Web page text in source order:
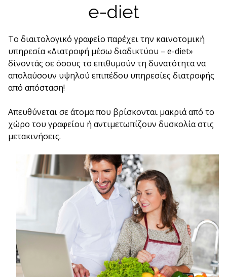
e-diet
Το διαιτολογικό γραφείο παρέχει την καινοτομική
υπηρεσία «Διατροφή μέσω διαδικτύου – e-diet»
δίνοντάς σε όσους το επιθυμούν τη δυνατότητα να
απολαύσουν υψηλού επιπέδου υπηρεσίες διατροφής
από απόσταση!
Απευθύνεται σε άτομα που βρίσκονται μακριά από το
χώρο του γραφείου ή αντιμετωπίζουν δυσκολία στις
μετακινήσεις.